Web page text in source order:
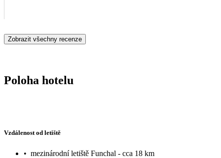
Zobrazit všechny recenze
Poloha hotelu
Vzdálenost od letiště
• mezinárodní letiště Funchal - cca 18 km